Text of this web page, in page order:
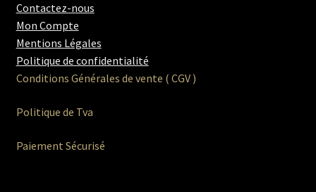
Contactez-nous
Mon Compte
Mentions Légales
Politique de confidentialité
Conditions Générales de vente ( CGV )
Politique de Tva
Paiement Sécurisé